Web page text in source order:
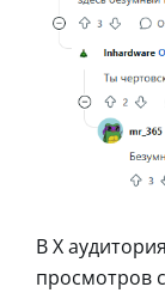
В X
просмотров